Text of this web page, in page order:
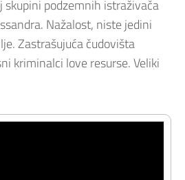
skupini podzemnih istraživača
Nažalost, niste jedini
Zastrašujuća čudovišta
kriminalci love resurse. Veliki